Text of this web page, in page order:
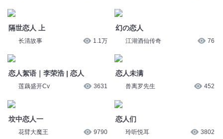
隔世恋人 上
长清故事 1.1万
恋人絮语｜李荣浩 | 恋人
莲藕盛开Cv 3631
坟中恋人一
花臂大魔王 9790
幻の恋人
江湖酒仙传奇 76
恋人未满
兽离罗先生 452
恋人们
玲听悦耳 3802